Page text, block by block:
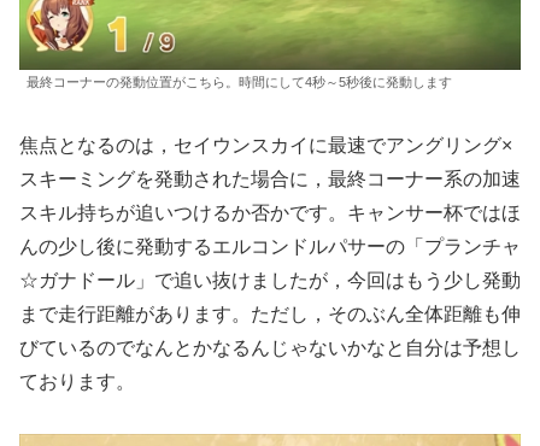
最終コーナーの発動位置がこちら。時間にして4秒～5秒後に発動します
焦点となるのは，セイウンスカイに最速でアングリング×
スキーミングを発動された場合に，最終コーナー系の加速
スキル持ちが追いつけるか否かです。キャンサー杯ではほ
んの少し後に発動するエルコンドルパサーの「プランチャ
☆ガナドール」で追い抜けましたが，今回はもう少し発動
まで走行距離があります。ただし，そのぶん全体距離も伸
びているのでなんとかなるんじゃないかなと自分は予想し
ております。